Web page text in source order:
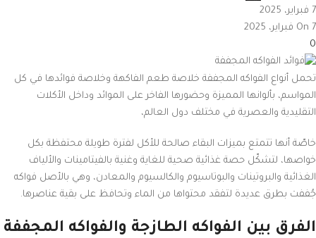
7 فبراير، 2025
On 7 فبراير، 2025
0
تحمل أنواع الفواكه المجففة خلاصة طعم الفاكهة وخلاصة فوائدها في كل
المواسم، بألوانها المميزة وحضورها الفاخر على الموائد وداخل الأكلات
التقليدية والعصرية في مختلف دول العالم،
خاصّة أنها تتمتع بميزات البقاء صالحة للأكل لفترة طويلة محتفظة بكل
خواصها، لتشكّل حصة غذائية صحية للغاية وغنية بالفيتامينات والألياف
الغذائية والبروتينات والبوتاسيوم والكالسيوم والمعادن، وهي بالأصل فواكه
جُففت بطرق عديدة لتفقد محتواها من الماء وتحافظ على بقية عناصرها.
الفرق بين الفواكه الطازجة والفواكه المجففة